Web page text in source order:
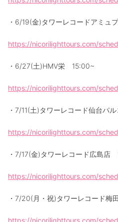
・6/19(金)タワーレコードアミ
https://nicorilighttours.com/
・6/27(土)HMV栄 15:00~
https://nicorilighttours.com/
・7/11(土)タワーレコード仙台パ
https://nicorilighttours.com/
・7/17(金)タワーレコード広島店
https://nicorilighttours.com/
・7/20(月・祝)タワーレコード
https://nicorilighttours.com/